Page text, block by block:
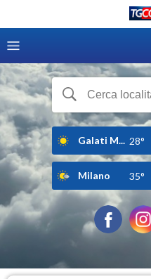
Galati M... 28°
Milano 35°